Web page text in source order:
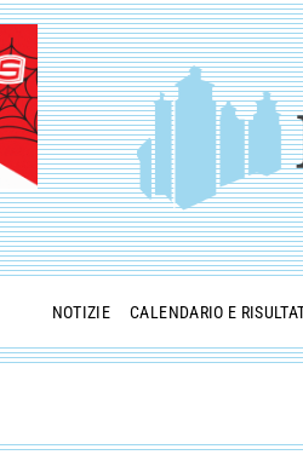
NOTIZIE CALENDARIO E